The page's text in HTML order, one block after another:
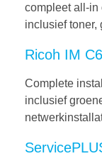
compleet all-in
inclusief toner,
Ricoh IM
Complete
inclusief